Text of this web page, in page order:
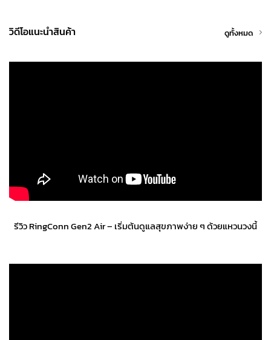
วิดีโอแนะนำสินค้า ดูทั้งหมด
รีวิว RingConn Gen2 Air – เริ่มต้นดูแลสุขภาพง่าย ๆ ด้วยแหวนวงนี้